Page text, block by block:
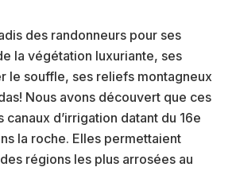
des randonneurs pour ses
la végétation luxuriante, ses
le souffle, ses reliefs montagneux
Nous avons découvert que ces
d’irrigation datant du 16e
la roche. Elles permettaient
des régions les plus arrosées au